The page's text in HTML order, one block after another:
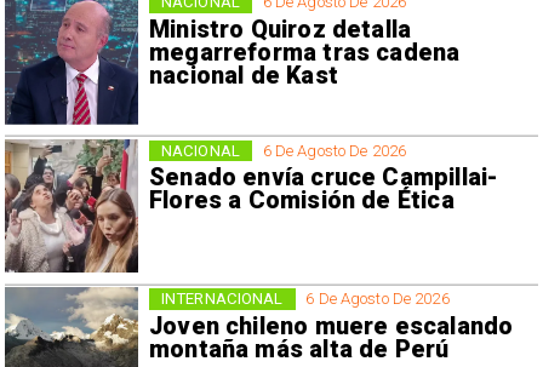
Ministro Quiroz detalla
megarreforma tras cadena
nacional de Kast
6 De Agosto De 2026
Senado envía cruce Campillai-
Flores a Comisión de Ética
NACIONAL
6 De Agosto De 2026
Joven chileno muere escalando
montaña más alta de Perú
INTERNACIONAL